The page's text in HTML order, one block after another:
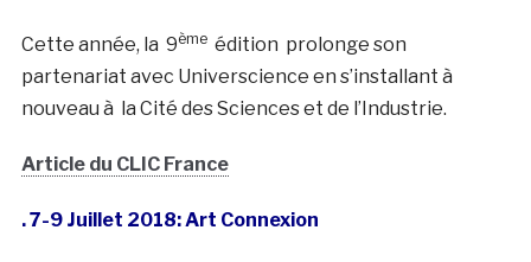
Cette année, la 9èmeédition prolonge son
partenariat avec Universcience en s’installant à
nouveau à la Cité des Sciences et de l’Industrie.
Article du CLIC France
. 7-9 Juillet 2018: Art Connexion